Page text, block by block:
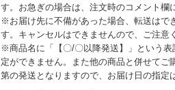
す。お急ぎの場合は、注文時のコメント欄
※お届け先に不備があった場合、転送はで
す。キャンセルはできませんので、ご注意
※商品名に「【〇/〇以降発送】」という
定ができません。また他の商品と併せてご
第の発送となりますので、お届け日の指定